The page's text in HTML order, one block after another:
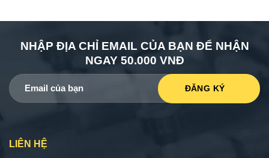
NHẬP ĐỊA CHỈ EMAIL CỦA BẠN ĐỂ NHẬN
NGAY 50.000 VNĐ
LIÊN HỆ